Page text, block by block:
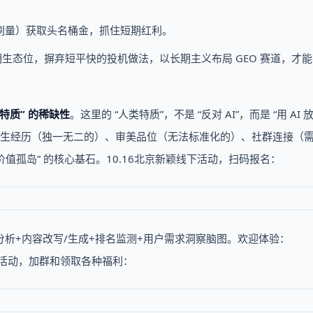
）获取头名桶金，抓住短期红利。
态位，摒弃短平快的投机做法，以长期主义布局 GEO 赛道，才
质” 的稀缺性。这里的 “人类特质”，不是 “反对 AI”，而是 “用 AI
历（独一无二的）、审美品位（无法标准化的）、社群连接（
孤岛” 的核心基石。10.16北京新颖线下活动，扫码报名：
+内容改写/生成+排名监测+用户需求洞察脑图。欢迎体验：
，加群和领取各种福利：